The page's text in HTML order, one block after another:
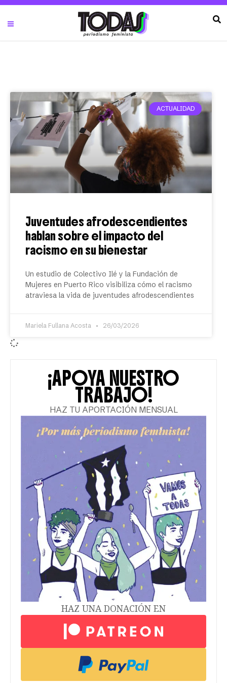
ACTUALIDAD
Juventudes afrodescendientes
hablan sobre el impacto del
racismo en su bienestar
Un estudio de Colectivo Ilé y la Fundación de
Mujeres en Puerto Rico visibiliza cómo el racismo
atraviesa la vida de juventudes afrodescendientes
Mariela Fullana Acosta 26/03/2026
¡APOYA NUESTRO
TRABAJO!
HAZ TU APORTACIÓN MENSUAL
HAZ UNA DONACIÓN EN